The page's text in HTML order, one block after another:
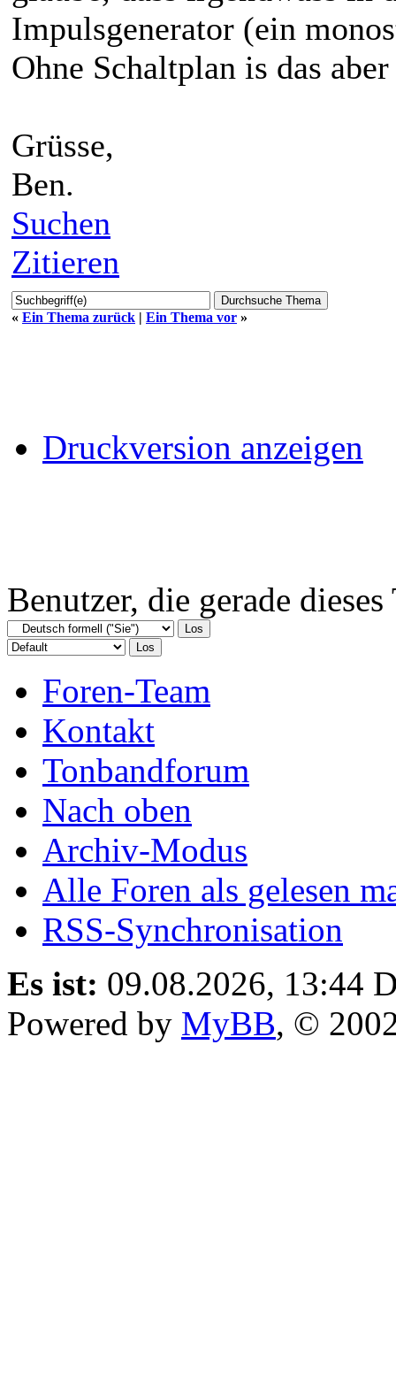
Impulsgenerator (ein
Ohne Schaltplan is das
Grüsse,
Ben.
Suchen
Zitieren
« Ein Thema zurück | Ein Thema vor »
Druckversion anzeigen
Benutzer, die gerade
Foren-Team
Kontakt
Tonbandforum
Nach oben
Archiv-Modus
Alle Foren als gelesen
RSS-Synchronisation
Es ist: 09.08.2026, 13:44
Powered by MyBB, ©